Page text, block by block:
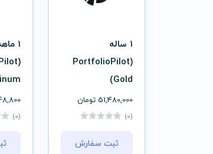
1 ساله
(PortfolioPilot
(Gold
51,480,000 تومان
(0)
ثبت سفارش
1
(0)